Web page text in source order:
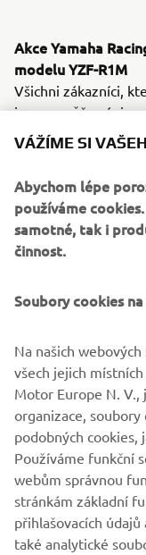
Akce Yamaha
modelu YZF-R1M
Všichni zákazníci,
jsou rovněž zváni
Experience, která
Majitelé modelu
nahlédnout do
Stejně jako
Experience ryzí
několikadenní
zúčastnit se
působivé technické
YZF-R1M
oficiálními jezdci
Další informace
motor.eu.
VÁŽÍME SI
Abychom lépe
používáme
samotné, tak i
činnost.
Soubory cookies
Na našich
všech jejich
Motor Europe N.
organizace,
podobných cookies,
Používáme funkční
webům správnou
stránkám základní
přihlašovacích
také analytické